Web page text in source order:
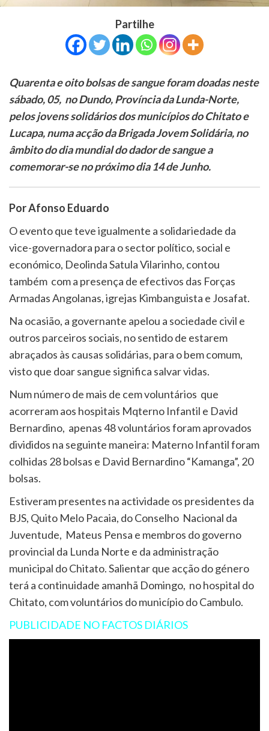
Partilhe
Quarenta e oito bolsas de sangue foram doadas neste
sábado, 05, no Dundo, Província da Lunda-Norte,
pelos jovens solidários dos municípios do Chitato e
Lucapa, numa acção da Brigada Jovem Solidária, no
âmbito do dia mundial do dador de sangue a
comemorar-se no próximo dia 14 de Junho.
Por Afonso Eduardo
O evento que teve igualmente a solidariedade da
vice-governadora para o sector político, social e
económico, Deolinda Satula Vilarinho, contou
também com a presença de efectivos das Forças
Armadas Angolanas, igrejas Kimbanguista e Josafat.
Na ocasião, a governante apelou a sociedade civil e
outros parceiros sociais, no sentido de estarem
abraçados às causas solidárias, para o bem comum,
visto que doar sangue significa salvar vidas.
Num número de mais de cem voluntários que
acorreram aos hospitais Mqterno Infantil e David
Bernardino, apenas 48 voluntários foram aprovados
divididos na seguinte maneira: Materno Infantil foram
colhidas 28 bolsas e David Bernardino “Kamanga”, 20
bolsas.
Estiveram presentes na actividade os presidentes da
BJS, Quito Melo Pacaia, do Conselho Nacional da
Juventude, Mateus Pensa e membros do governo
provincial da Lunda Norte e da administração
municipal do Chitato. Salientar que acção do género
terá a continuidade amanhã Domingo, no hospital do
Chitato, com voluntários do município do Cambulo.
PUBLICIDADE NO FACTOS DIÁRIOS